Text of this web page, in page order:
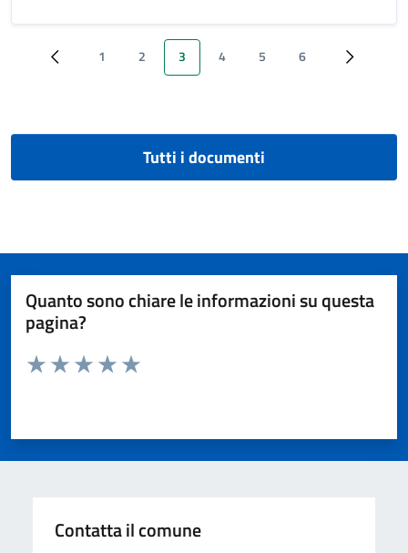
‹ PreviousPage
1 Page
2 Pagina attuale
3 Page
4 Page
5 Page
6 Next ›
Tutti i documenti
Quanto sono chiare le informazioni su questa
pagina?
Valuta da 1 a 5 stelle la pagina
Contatta il comune